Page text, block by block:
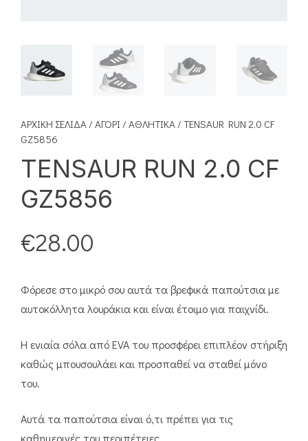
ΑΡΧΙΚΉ ΣΕΛΊΔΑ/ ΑΓΌΡΙ / ΑΘΛΗΤΙΚΆ/ TENSAUR RUN 2.0 CF
GZ5856
TENSAUR RUN 2.0 CF
GZ5856
€28.00
Φόρεσε στο μικρό σου αυτά τα βρεφικά παπούτσια με
αυτοκόλλητα λουράκια και είναι έτοιμο για παιχνίδι.
Η ενιαία σόλα από EVA του προσφέρει επιπλέον στήριξη
καθώς μπουσουλάει και προσπαθεί να σταθεί μόνο
του.
Αυτά τα παπούτσια είναι ό,τι πρέπει για τις